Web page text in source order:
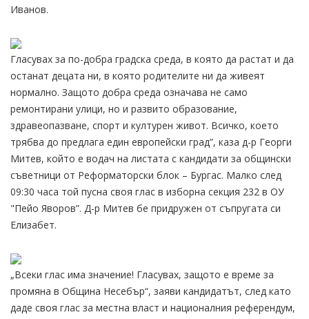
Иванов.
Гласувах за по-добра градска среда, в която да растат и да
останат децата ни, в която родителите ни да живеят
нормално. Защото добра среда означава не само
ремонтирани улици, но и развито образование,
здравеопазване, спорт и културен живот. Всичко, което
трябва до предлага един европейски град”, каза д-р Георги
Митев, който е водач на листата с кандидати за общински
съветници от Реформаторски блок – Бургас. Малко след
09:30 часа той пусна своя глас в изборна секция 232 в ОУ
"Пейо Яворов”. Д-р Митев бе придружен от съпругата си
Елизабет.
„Всеки глас има значение! Гласувах, защото е време за
промяна в Община Несебър“, заяви кандидатът, след като
даде своя глас за местна власт и националния референдум,